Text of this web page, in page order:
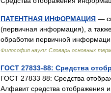
ПАТЕНТНАЯ ИНФОРМАЦИЯ —
(первичная информация), а
обработки первичной
Философия науки: Словарь основных
ГОСТ 27833-88: Средства
ГОСТ 27833 88: Средства
Алфавит средства отображения